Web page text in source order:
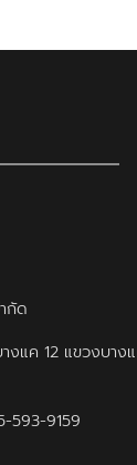
กัด
แค 12 แขวงบาง
593-9159